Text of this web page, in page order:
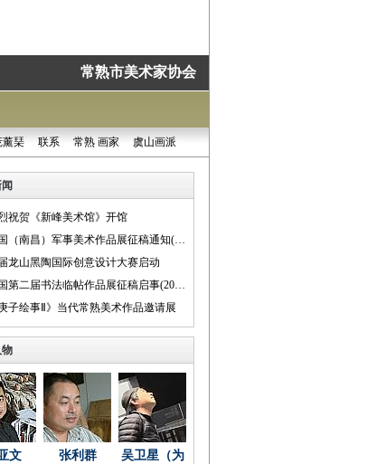
常熟市美术家协会
薰琹 联系 常熟 画家 虞山画派
祝贺《新峰美术馆》开馆
中国（南昌）军事美术作品展征稿通知(2017年5月20日止)
龙山黑陶国际创意设计大赛启动
全国第二届书法临帖作品展征稿启事(2017年2月20日结束)
庚子绘事Ⅱ》当代常熟美术作品邀请展
文 张利群
吴卫星（为